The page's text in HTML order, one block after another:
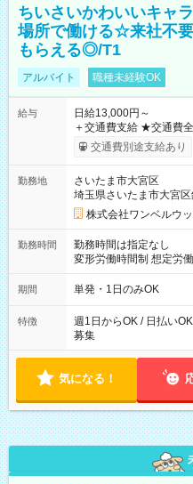
ちいさいかわいいキャ
場所で働ける☆来社不
もらえる◎/T1
アルバイト 職種未経験OK
給与
日給13,000円～
＋交通費支給 ★交通費全額支給！ ┗案件により規定あり ★日払
いOK！（規定あり） ┗
ンビニATMから 日払い分を引
交通費別途支給あり
勤務地
さいたま市大宮区
埼玉県さいたま市大宮区
株式会社ワンベルウ
勤務時間
勤務時間は指定なし
変形労働時間制 想定労働時間160時間
～21：00
期間 単発・1日のみOK
特徴
週1日からOK / 日払い
募集
気になる！